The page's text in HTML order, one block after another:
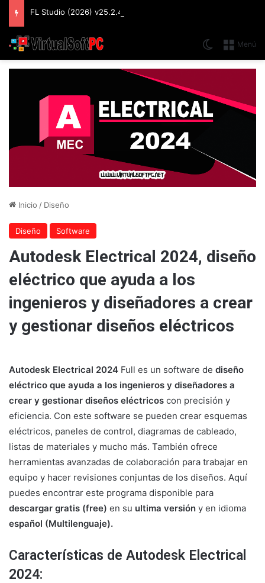
Menú
Switch skin
Inicio / Diseño
Diseño Software
Autodesk Electrical 2024, diseño
eléctrico que ayuda a los
ingenieros y diseñadores a crear
y gestionar diseños eléctricos
Autodesk Electrical 2024 Full es un software de diseño
eléctrico que ayuda a los ingenieros y diseñadores a
crear y gestionar diseños eléctricos con precisión y
eficiencia. Con este software se pueden crear esquemas
eléctricos, paneles de control, diagramas de cableado,
listas de materiales y mucho más. También ofrece
herramientas avanzadas de colaboración para trabajar en
equipo y hacer revisiones conjuntas de los diseños. Aquí
puedes encontrar este programa disponible para
descargar gratis (free) en su ultima versión y en idioma
español (Multilenguaje).
Características de Autodesk Electrical
2024: